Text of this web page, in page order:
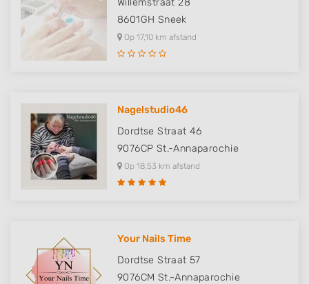
Willemstraat 28
8601GH Sneek
Op 17,10 km afstand
Nagelstudio46
Dordtse Straat 46
9076CP St.-Annaparochie
Op 18,53 km afstand
Your Nails Time
Dordtse Straat 57
9076CM St.-Annaparochie